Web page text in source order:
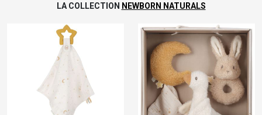
LA COLLECTION NEWBORN NATURALS